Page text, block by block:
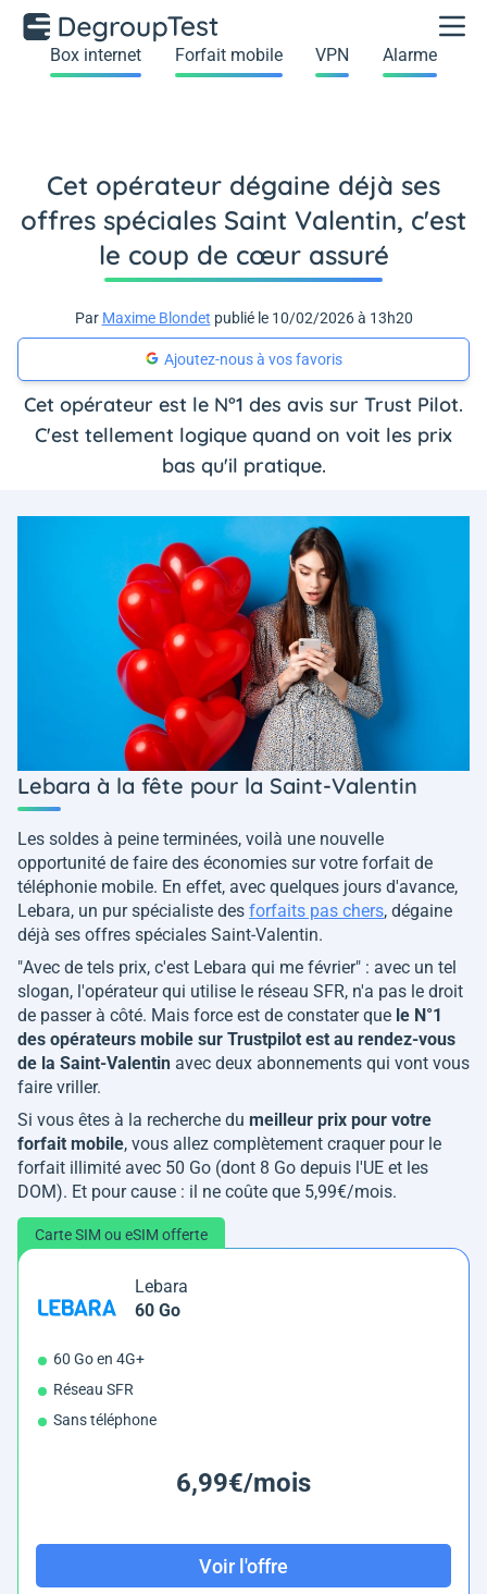
Box internet Forfait mobile VPN Alarme
Cet opérateur dégaine déjà ses
offres spéciales Saint Valentin, c'est
le coup de cœur assuré
Par Maxime Blondet publié le 10/02/2026 à 13h20
Ajoutez-nous à vos favoris
Cet opérateur est le N°1 des avis sur Trust Pilot.
C'est tellement logique quand on voit les prix
bas qu'il pratique.
Lebara à la fête pour la Saint-Valentin
Les soldes à peine terminées, voilà une nouvelle
opportunité de faire des économies sur votre forfait de
téléphonie mobile. En effet, avec quelques jours d'avance,
Lebara, un pur spécialiste des forfaits pas chers, dégaine
déjà ses offres spéciales Saint-Valentin.
"Avec de tels prix, c'est Lebara qui me février" : avec un tel
slogan, l'opérateur qui utilise le réseau SFR, n'a pas le droit
de passer à côté. Mais force est de constater que le N°1
des opérateurs mobile sur Trustpilot est au rendez-vous
de la Saint-Valentin avec deux abonnements qui vont vous
faire vriller.
Si vous êtes à la recherche du meilleur prix pour votre
forfait mobile, vous allez complètement craquer pour le
forfait illimité avec 50 Go (dont 8 Go depuis l'UE et les
DOM). Et pour cause : il ne coûte que 5,99€/mois.
Carte SIM ou eSIM offerte
Lebara
60 Go
60 Go en 4G+
Réseau SFR
Sans téléphone
6,99€/mois
Voir l'offre